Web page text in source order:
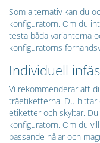
Som alternativ kan du
konfiguratorn. Om du
testa båda varianterna
konfiguratorns
Individuell
Vi rekommenderar att
träetiketterna. Du hittar
etiketter och skyltar.
konfiguratorn. Om du
passande nålar och